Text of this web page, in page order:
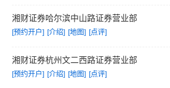
湘财证券哈尔滨中山路证券营业部
[预约开户] [介绍] [地图] [点评]
湘财证券杭州文二西路证券营业部
[预约开户] [介绍] [地图] [点评]